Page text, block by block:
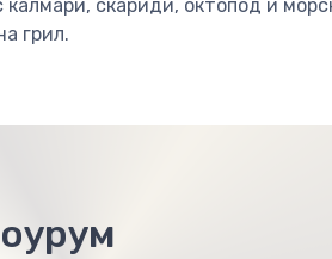
скариди, октопод и
грил.